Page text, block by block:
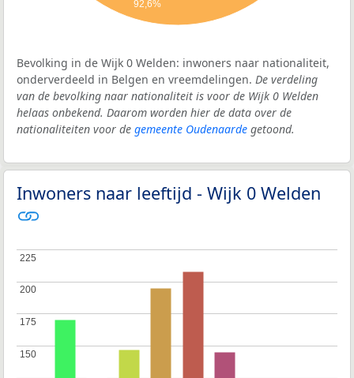
92,6%
Bevolking in de Wijk 0 Welden: inwoners naar nationaliteit,
onderverdeeld in Belgen en vreemdelingen. De verdeling
van de bevolking naar nationaliteit is voor de Wijk 0 Welden
helaas onbekend. Daarom worden hier de data over de
nationaliteiten voor de gemeente Oudenaarde getoond.
Inwoners naar leeftijd - Wijk 0 Welden
150
150
175
175
200
200
225
225